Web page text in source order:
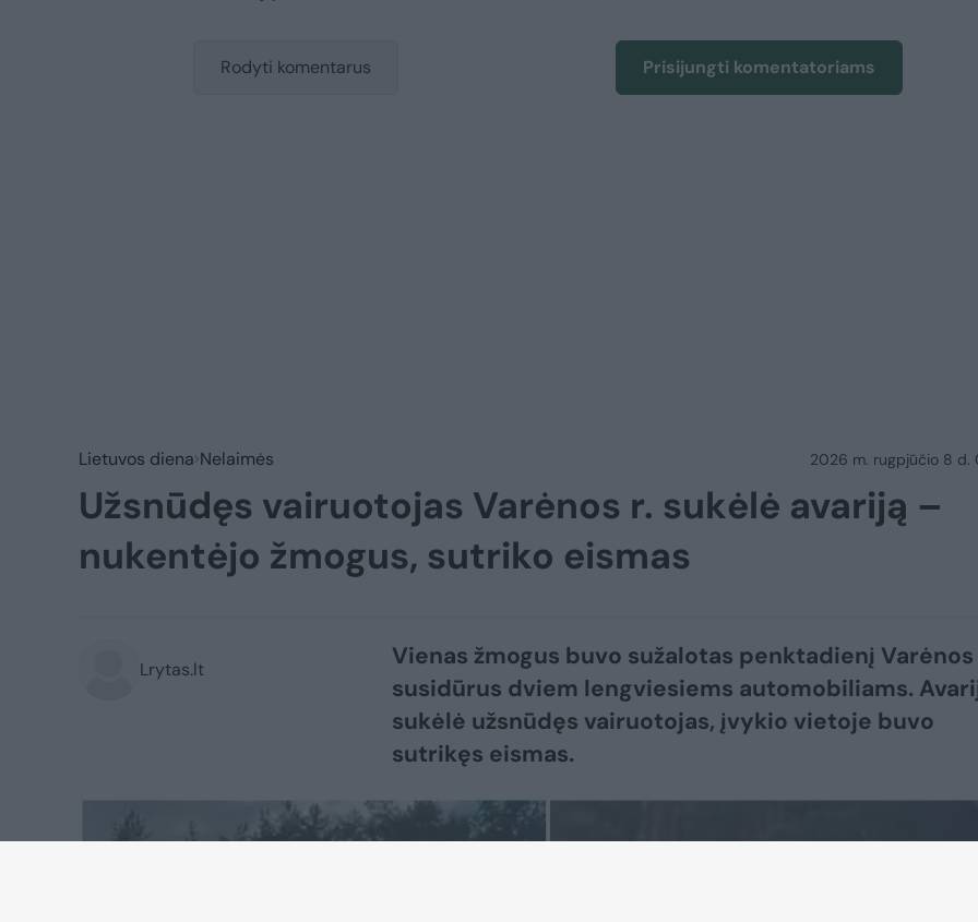
Rodyti komentarus Prisijungti komentatoriams
Lietuvos diena Nelaimės 2026 m. rugpjūčio 8 d.
Užsnūdęs vairuotojas Varėnos r. sukėlė avariją –
nukentėjo žmogus, sutriko eismas
Lrytas.lt
Vienas žmogus buvo sužalotas penktadienį Varėnos
susidūrus dviem lengviesiems automobiliams.
sukėlė užsnūdęs vairuotojas, įvykio vietoje buvo
sutrikęs eismas.